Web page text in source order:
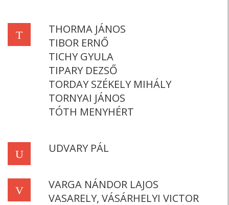
T
THORMA JÁNOS
TIBOR ERNŐ
TICHY GYULA
TIPARY DEZSŐ
TORDAY SZÉKELY MIHÁLY
TORNYAI JÁNOS
TÓTH MENYHÉRT
U UDVARY PÁL
V
VARGA NÁNDOR LAJOS
VASARELY, VÁSÁRHELYI VICTOR